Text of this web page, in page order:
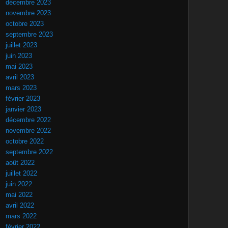
décembre 2023
novembre 2023
octobre 2023
septembre 2023
juillet 2023
juin 2023
mai 2023
avril 2023
mars 2023
février 2023
janvier 2023
décembre 2022
novembre 2022
octobre 2022
septembre 2022
août 2022
juillet 2022
juin 2022
mai 2022
avril 2022
mars 2022